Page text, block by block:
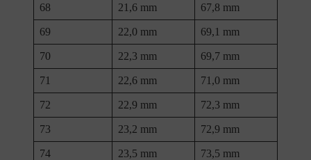
68 21,6 mm 67,8 mm
69 22,0 mm 69,1 mm
70 22,3 mm 69,7 mm
71 22,6 mm 71,0 mm
72 22,9 mm 72,3 mm
73 23,2 mm 72,9 mm
74 23,5 mm 73,5 mm